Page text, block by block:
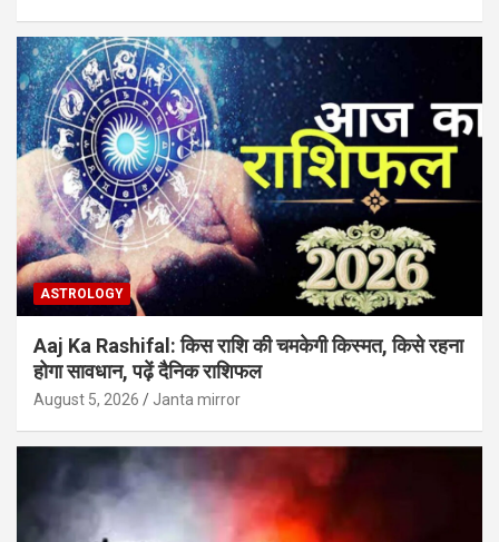
ASTROLOGY
Aaj Ka Rashifal: किस राशि की चमकेगी किस्मत, किसे रहना
होगा सावधान, पढ़ें दैनिक राशिफल
August 5, 2026 Janta mirror